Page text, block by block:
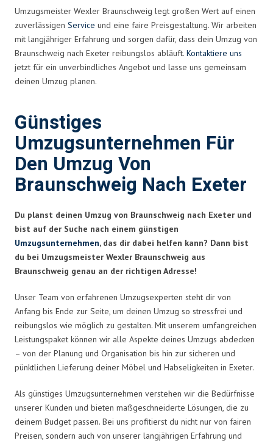
Umzugsmeister Wexler Braunschweig legt großen Wert auf einen
zuverlässigen Service und eine faire Preisgestaltung. Wir arbeiten
mit langjähriger Erfahrung und sorgen dafür, dass dein Umzug von
Braunschweig nach Exeter reibungslos abläuft. Kontaktiere uns
jetzt für ein unverbindliches Angebot und lasse uns gemeinsam
deinen Umzug planen.
Günstiges
Umzugsunternehmen Für
Den Umzug Von
Braunschweig Nach Exeter
Du planst deinen Umzug von Braunschweig nach Exeter und
bist auf der Suche nach einem günstigen
Umzugsunternehmen, das dir dabei helfen kann? Dann bist
du bei Umzugsmeister Wexler Braunschweig aus
Braunschweig genau an der richtigen Adresse!
Unser Team von erfahrenen Umzugsexperten steht dir von
Anfang bis Ende zur Seite, um deinen Umzug so stressfrei und
reibungslos wie möglich zu gestalten. Mit unserem umfangreichen
Leistungspaket können wir alle Aspekte deines Umzugs abdecken
– von der Planung und Organisation bis hin zur sicheren und
pünktlichen Lieferung deiner Möbel und Habseligkeiten in Exeter.
Als günstiges Umzugsunternehmen verstehen wir die Bedürfnisse
unserer Kunden und bieten maßgeschneiderte Lösungen, die zu
deinem Budget passen. Bei uns profitierst du nicht nur von fairen
Preisen, sondern auch von unserer langjährigen Erfahrung und